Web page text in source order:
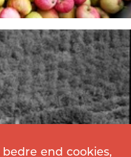
end cookies,